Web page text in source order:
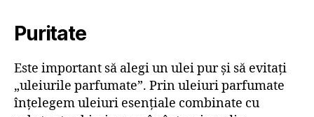
Puritate
Este important să alegi un ulei pur și să evitați
„uleiurile parfumate”. Prin uleiuri parfumate
înțelegem uleiuri esențiale combinate cu